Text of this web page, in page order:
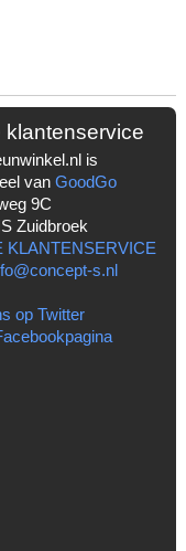
klantenservice
is
van GoodGo
9C
Zuidbroek
KLANTENSERVICE
s.nl
op Twitter